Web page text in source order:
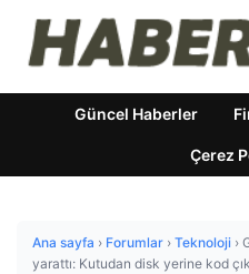
Güncel Haberler
Çerez
Ana sayfa › Forumlar › Teknoloji ›
yarattı: Kutudan disk yerine kod